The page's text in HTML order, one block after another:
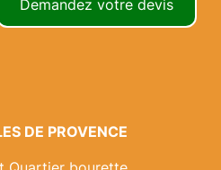
Demandez votre devis
DE PROVENCE